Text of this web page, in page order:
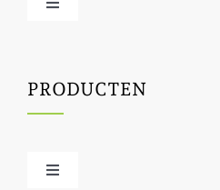
Toggle
Houtbewerking
Houtinfo
PRODUCTEN
Toggle